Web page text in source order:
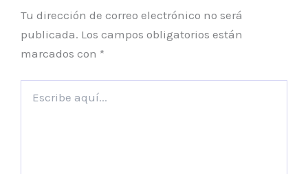
Tu dirección de correo electrónico no será
publicada. Los campos obligatorios están
marcados con *
aquí...